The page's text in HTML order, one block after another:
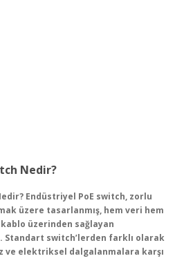
Nedir?
Endüstriyel PoE switch, zorlu
üzere tasarlanmış, hem veri hem
üzerinden sağlayan
Standart switch’lerden farklı olarak
ve elektriksel dalgalanmalara karşı